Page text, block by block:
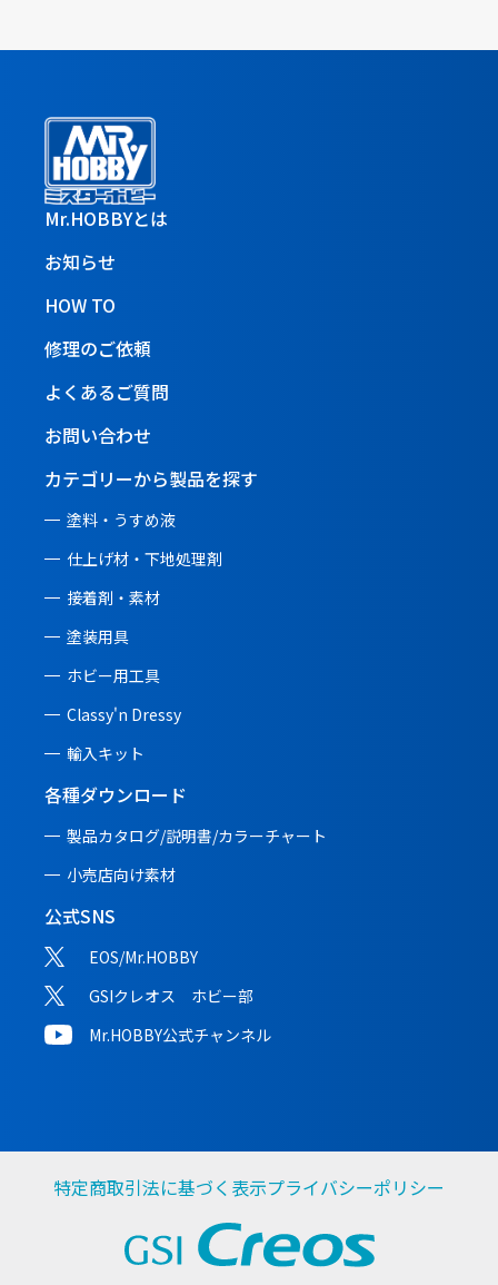
Mr.HOBBYとは
お知らせ
HOW TO
修理のご依頼
よくあるご質問
お問い合わせ
カテゴリーから製品を探す
塗料・うすめ液
仕上げ材・下地処理剤
接着剤・素材
塗装用具
ホビー用工具
Classy'n Dressy
輸入キット
各種ダウンロード
製品カタログ/説明書/カラーチャート
小売店向け素材
公式SNS
EOS/Mr.HOBBY
GSIクレオス ホビー部
Mr.HOBBY公式チャンネル
特定商取引法に基づく表示プライバシーポリシー